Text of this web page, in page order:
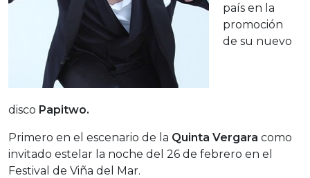
país en la
promoción
de su nuevo
disco Papitwo.
Primero en el escenario de la Quinta Vergara como
invitado estelar la noche del 26 de febrero en el
Festival de Viña del Mar.